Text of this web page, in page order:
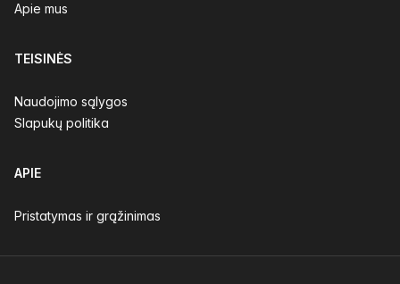
Apie mus
TEISINĖS
Naudojimo sąlygos
Slapukų politika
APIE
Pristatymas ir grąžinimas